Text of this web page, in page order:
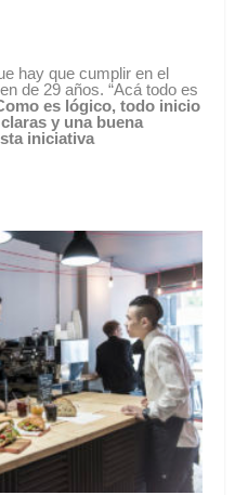
hay que cumplir en el
de 29 años. “Acá todo es
es lógico, todo inicio
y una buena
iniciativa